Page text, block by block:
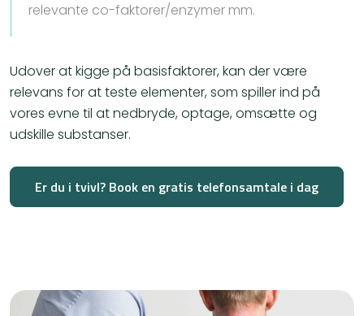
relevante co-faktorer/enzymer mm.
Udover at kigge på basisfaktorer, kan der være
relevans for at teste elementer, som spiller ind på
vores evne til at nedbryde, optage, omsætte og
udskille substanser.
Er du i tvivl? Book en gratis telefonsamtale i dag